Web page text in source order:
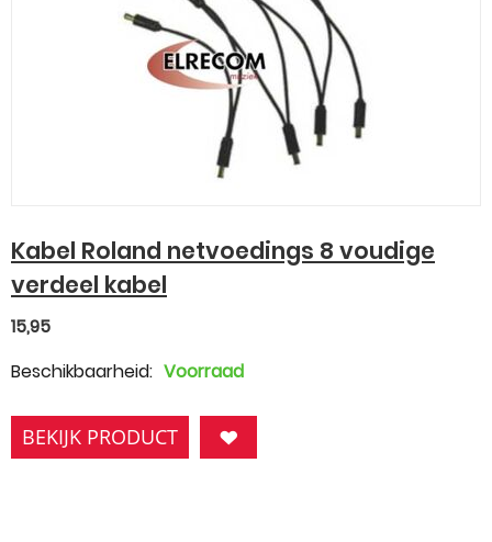
Kabel Roland netvoedings 8 voudige
verdeel kabel
15,95
Beschikbaarheid: Voorraad
BEKIJK PRODUCT